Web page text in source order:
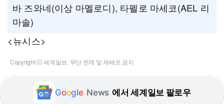
바 즈와네(이상 마멜로디), 타펠로 마세코(AEL 리
마솔)
<뉴시스>
Copyright ⓒ 세계일보. 무단 전재 및 재배포 금지
Google News 에서 세계일보 팔로우